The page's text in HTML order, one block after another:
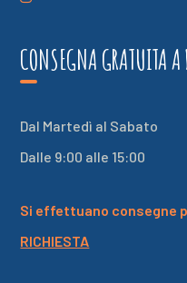
CONSEGNA GRATUITA
Dal Martedì al Sabato
Dalle 9:00 alle 15:00
Si effettuano consegne
RICHIESTA